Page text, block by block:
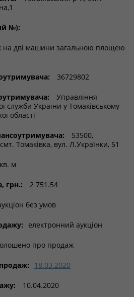
№):
на дві машини загальною площею
36729802
Управління
служби України у Томаківському
області
53500,
Томаківка, вул. Л.Українки, 51
м
грн.: 2 751.54
без умов
електронний аукціон
про продаж
18.03.2020
10.04.2020